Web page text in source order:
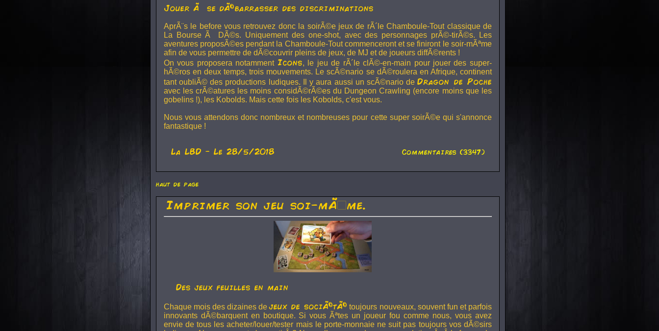
Jouer Ã se dÃ©barrasser des discriminations
AprÃ¨s le before vous retrouvez donc la soirÃ©e jeux de rÃ´le Chamboule-Tout classique de
La Bourse Ã DÃ©s. Uniquement des one-shot, avec des personnages prÃ©-tirÃ©s. Les
aventures proposÃ©es pendant la Chamboule-Tout commenceront et se finiront le soir-mÃªme
afin de vous permettre de dÃ©couvrir pleins de jeux, de MJ et de joueurs diffÃ©rents !
On vous proposera notamment Icons, le jeu de rÃ´le clÃ©-en-main pour jouer des super-
hÃ©ros en deux temps, trois mouvements. Le scÃ©nario se dÃ©roulera en Afrique, continent
tant oubliÃ© des productions ludiques. Il y aura aussi un scÃ©nario deDragon de Poche
avec les crÃ©atures les moins considÃ©rÃ©es du Dungeon Crawling (encore moins que les
gobelins !), les Kobolds. Mais cette fois les Kobolds, c'est vous.
Nous vous attendons donc nombreux et nombreuses pour cette super soirÃ©e qui s'annonce
fantastique !
La LBD - Le 28/5/2018 Commentaires (3347)
haut de page
Imprimer son jeu soi-mÃªme.
Des jeux feuilles en main
Chaque mois des dizaines dejeux de sociÃ©tÃ© toujours nouveaux, souvent fun et parfois
innovants dÃ©barquent en boutique. Si vous Ãªtes un joueur fou comme nous, vous avez
envie de tous les acheter/louer/tester mais le porte-monnaie ne suit pas toujours vos dÃ©sirs